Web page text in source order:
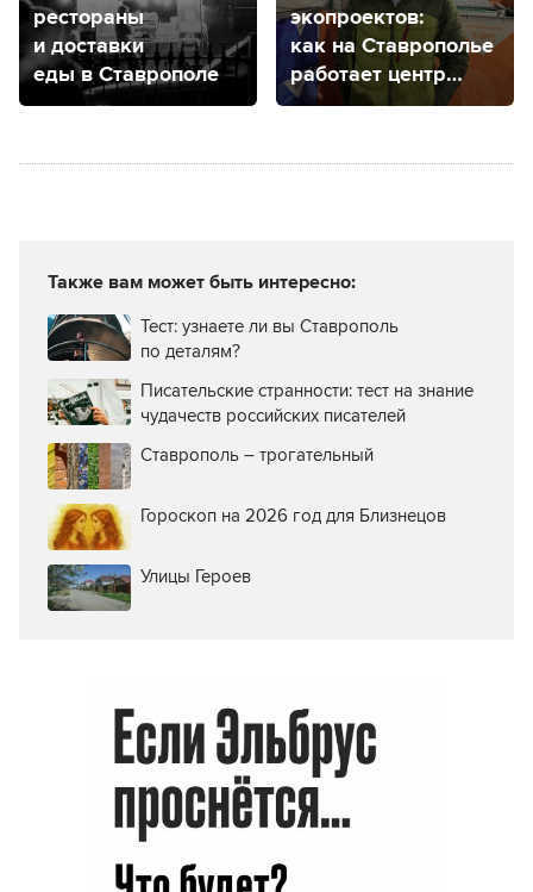
рестораны
и доставки
еды в Ставрополе
экопроектов:
как на Ставрополье
работает центр
распределения
Р Центр»
Также вам может быть интересно:
Тест: узнаете ли вы Ставрополь
по деталям?
Писательские странности: тест на знание
чудачеств российских писателей
Ставрополь – трогательный
Гороскоп на 2026 год для Близнецов
Улицы Героев